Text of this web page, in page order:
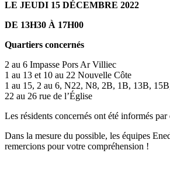
LE JEUDI 15 DÉCEMBRE 2022
DE 13H30 À 17H00
Quartiers concernés
2 au 6 Impasse Pors Ar Villiec
1 au 13 et 10 au 22 Nouvelle Côte
1 au 15, 2 au 6, N22, N8, 2B, 1B, 13B,
22 au 26 rue de l’Église
Les résidents concernés ont été informés
Dans la mesure du possible, les équipes
remercions pour votre compréhension !